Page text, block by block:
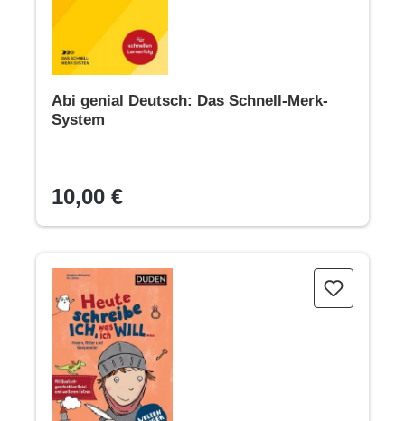
Abi genial Deutsch: Das Schnell-Merk-
System
10,00 €
Weltenfänger: Heute schreibe ich, was ich will...